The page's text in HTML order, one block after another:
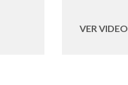
VER VIDEO